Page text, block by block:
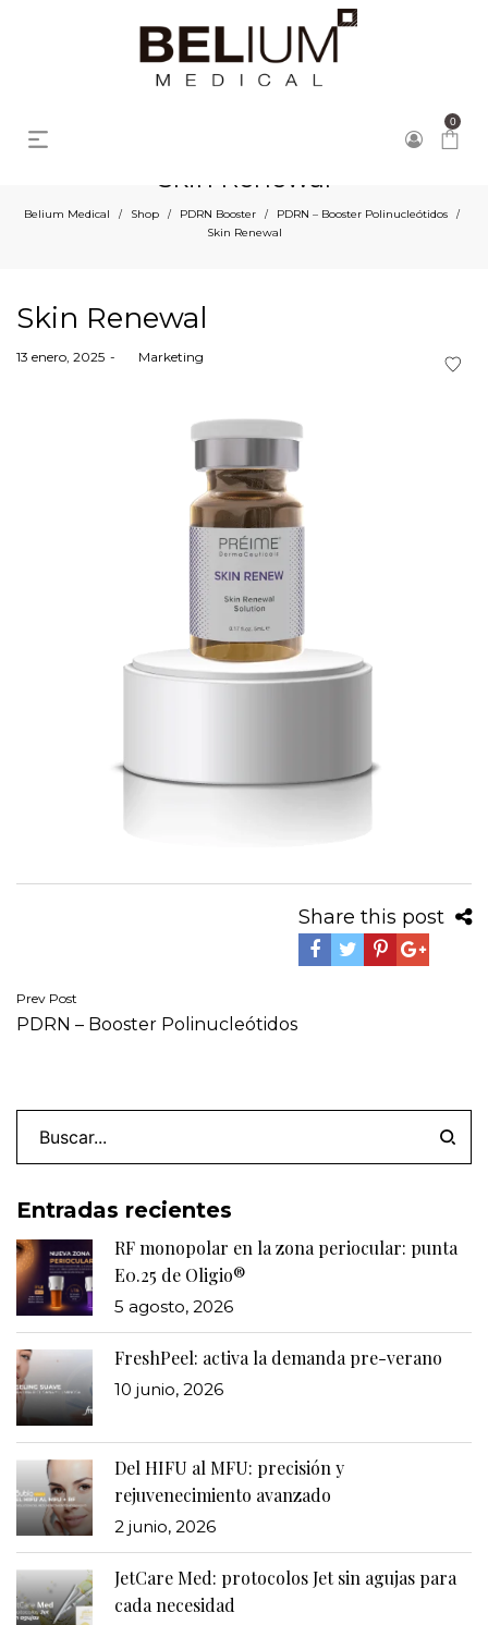
0
Skin Renewal
Belium Medical / Shop / PDRN Booster / PDRN – Booster Polinucleótidos /
Skin Renewal
Skin Renewal
Posted
13 enero, 2025 Marketing
Share this post
Navegación
de
Prev Post
PDRN – Booster Polinucleótidos
Buscar
Entradas recientes
RF monopolar en la zona periocular: punta
E0.25 de Oligio®
5 agosto, 2026
FreshPeel: activa la demanda pre-verano
10 junio, 2026
Del HIFU al MFU: precisión y
rejuvenecimiento avanzado
2 junio, 2026
JetCare Med: protocolos Jet sin agujas para
cada necesidad